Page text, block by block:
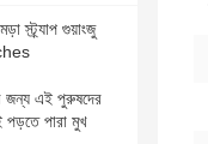
স্ট্র্যাপ গুয়াংজু
এই পুরুষদের
পড়তে পারা মুখ